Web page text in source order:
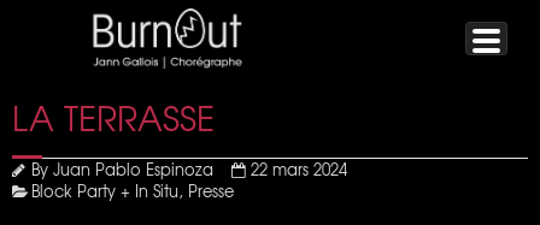
LA TERRASSE
ByJuan Pablo Espinoza
22 mars 2024
Block Party + In Situ, Presse